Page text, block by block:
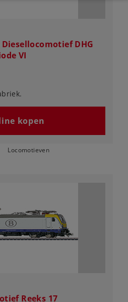
DHG
VI
kopen
Locomotieven
Reeks 17